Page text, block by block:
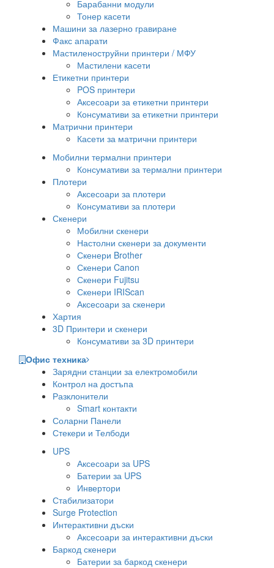
Барабанни модули
Тонер касети
Машини за лазерно гравиране
Факс апарати
Мастиленоструйни принтери / МФУ
Мастилени касети
Етикетни принтери
POS принтери
Аксесоари за етикетни принтери
Консумативи за етикетни принтери
Матрични принтери
Касети за матрични принтери
Мобилни термални принтери
Консумативи за термални принтери
Плотери
Аксесоари за плотери
Консумативи за плотери
Скенери
Мобилни скенери
Настолни скенери за документи
Скенери Brother
Скенери Canon
Скенери Fujitsu
Скенери IRIScan
Аксесоари за скенери
Хартия
3D Принтери и скенери
Консумативи за 3D принтери
Офис техника
Зарядни станции за електромобили
Контрол на достъпа
Разклонители
Smart контакти
Соларни Панели
Стекери и Телбоди
UPS
Аксесоари за UPS
Батерии за UPS
Инвертори
Стабилизатори
Surge Protection
Интерактивни дъски
Аксесоари за интерактивни дъски
Баркод скенери
Батерии за баркод скенери